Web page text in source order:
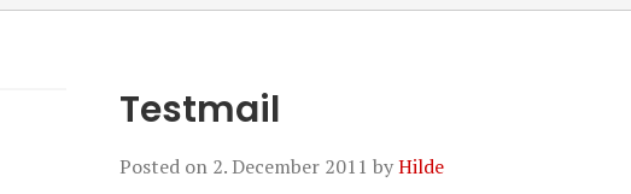
Testmail
Posted on 2. December 2011 byHilde